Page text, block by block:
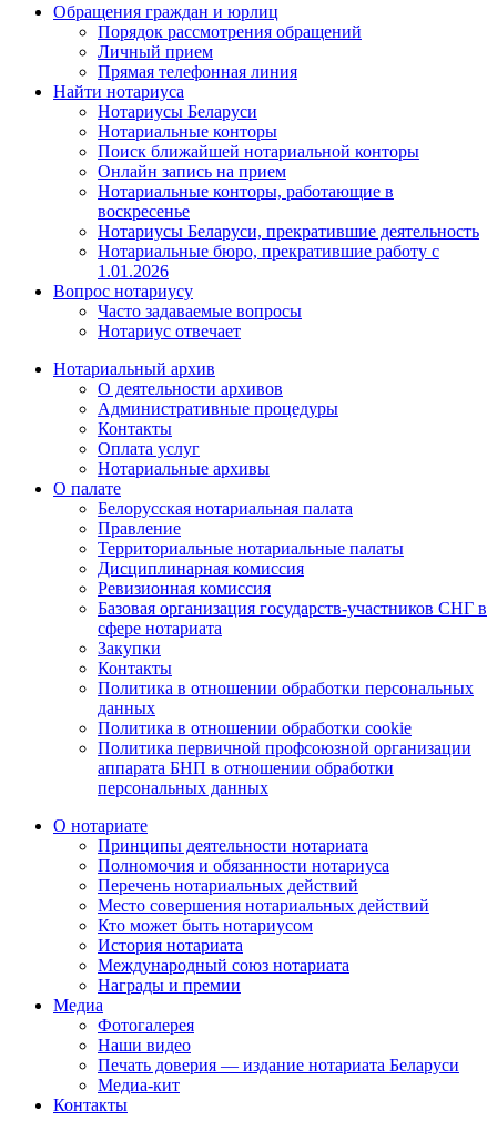
Обращения граждан и юрлиц
Порядок рассмотрения обращений
Личный прием
Прямая телефонная линия
Найти нотариуса
Нотариусы Беларуси
Нотариальные конторы
Поиск ближайшей нотариальной конторы
Онлайн запись на прием
Нотариальные конторы, работающие в
воскресенье
Нотариусы Беларуси, прекратившие деятельность
Нотариальные бюро, прекратившие работу с
1.01.2026
Вопрос нотариусу
Часто задаваемые вопросы
Нотариус отвечает
Нотариальный архив
О деятельности архивов
Административные процедуры
Контакты
Оплата услуг
Нотариальные архивы
О палате
Белорусская нотариальная палата
Правление
Территориальные нотариальные палаты
Дисциплинарная комиссия
Ревизионная комиссия
Базовая организация государств-участников СНГ в
сфере нотариата
Закупки
Контакты
Политика в отношении обработки персональных
данных
Политика в отношении обработки cookie
Политика первичной профсоюзной организации
аппарата БНП в отношении обработки
персональных данных
О нотариате
Принципы деятельности нотариата
Полномочия и обязанности нотариуса
Перечень нотариальных действий
Место совершения нотариальных действий
Кто может быть нотариусом
История нотариата
Международный союз нотариата
Награды и премии
Медиа
Фотогалерея
Наши видео
Печать доверия — издание нотариата Беларуси
Медиа-кит
Контакты